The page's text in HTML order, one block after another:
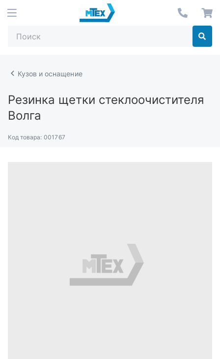
Кузов и оснащение
Резинка щетки стеклоочистителя
Волга
Код товара: 001767